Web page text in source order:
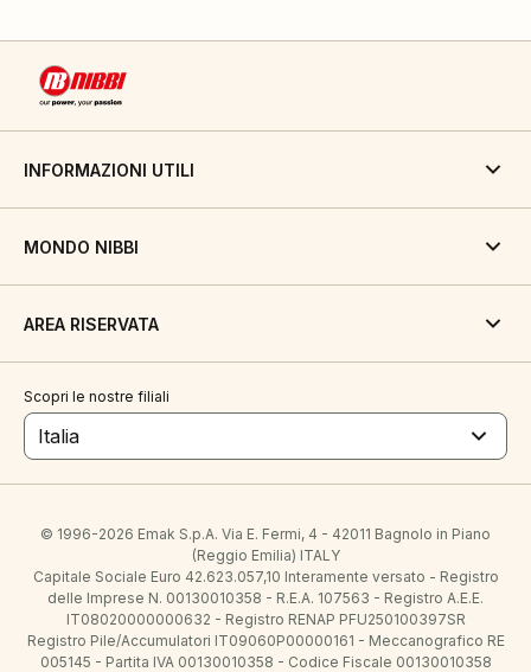
INFORMAZIONI UTILI
MONDO NIBBI
AREA RISERVATA
Scopri le nostre filiali
Italia
© 1996-2026 Emak S.p.A. Via E. Fermi, 4 - 42011 Bagnolo in Piano
(Reggio Emilia) ITALY
Capitale Sociale Euro 42.623.057,10 Interamente versato - Registro
delle Imprese N. 00130010358 - R.E.A. 107563 - Registro A.E.E.
IT08020000000632 - Registro RENAP PFU250100397SR
Registro Pile/Accumulatori IT09060P00000161 - Meccanografico RE
005145 - Partita IVA 00130010358 - Codice Fiscale 00130010358